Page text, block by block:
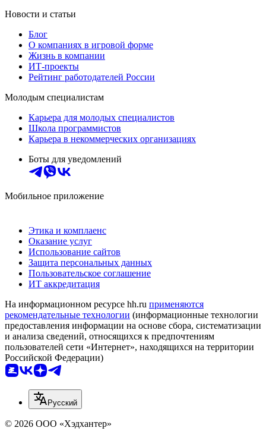
Новости и статьи
Блог
О компаниях в игровой форме
Жизнь в компании
ИТ-проекты
Рейтинг работодателей России
Молодым специалистам
Карьера для молодых специалистов
Школа программистов
Карьера в некоммерческих организациях
Боты для уведомлений
Мобильное приложение
Этика и комплаенс
Оказание услуг
Использование сайтов
Защита персональных данных
Пользовательское соглашение
ИТ аккредитация
На информационном ресурсе hh.ru применяются
рекомендательные технологии (информационные технологии
предоставления информации на основе сбора, систематизации
и анализа сведений, относящихся к предпочтениям
пользователей сети «Интернет», находящихся на территории
Российской Федерации)
Русский
© 2026 ООО «Хэдхантер»